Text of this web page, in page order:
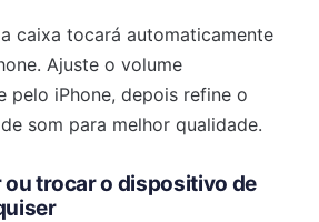
caixa tocará automaticamente
Ajuste o volume
pelo iPhone, depois refine o
som para melhor qualidade.
ou trocar o dispositivo de